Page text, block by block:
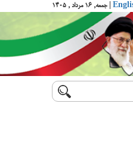
| جمعه, ۱۶ مرداد , ۱۴۰۵